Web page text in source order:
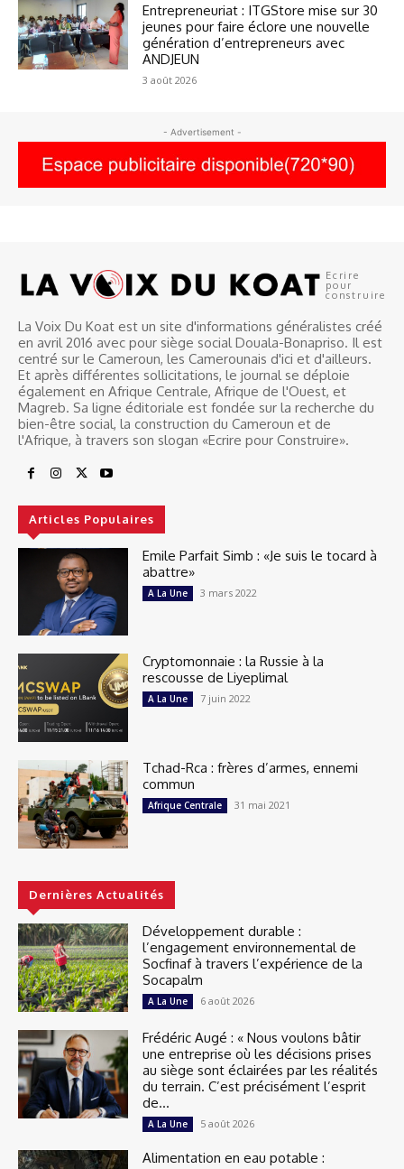
Entrepreneuriat : ITGStore mise sur 30
jeunes pour faire éclore une nouvelle
génération d’entrepreneurs avec
ANDJEUN
3 août 2026
- Advertisement -
Ecrire
pour
construire
La Voix Du Koat est un site d'informations généralistes créé
en avril 2016 avec pour siège social Douala-Bonapriso. Il est
centré sur le Cameroun, les Camerounais d'ici et d'ailleurs.
Et après différentes sollicitations, le journal se déploie
également en Afrique Centrale, Afrique de l'Ouest, et
Magreb. Sa ligne éditoriale est fondée sur la recherche du
bien-être social, la construction du Cameroun et de
l'Afrique, à travers son slogan «Ecrire pour Construire».
Articles Populaires
Emile Parfait Simb : «Je suis le tocard à
abattre»
A La Une 3 mars 2022
Cryptomonnaie : la Russie à la
rescousse de Liyeplimal
A La Une 7 juin 2022
Tchad-Rca : frères d’armes, ennemi
commun
Afrique Centrale 31 mai 2021
Dernières Actualités
Développement durable :
l’engagement environnemental de
Socfinaf à travers l’expérience de la
Socapalm
A La Une 6 août 2026
Frédéric Augé : « Nous voulons bâtir
une entreprise où les décisions prises
au siège sont éclairées par les réalités
du terrain. C’est précisément l’esprit
de...
A La Une 5 août 2026
Alimentation en eau potable :